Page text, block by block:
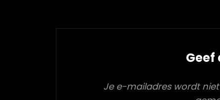
Geef
Je e-mailadres wordt